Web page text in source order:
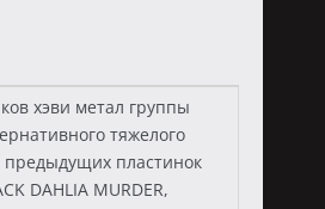
хэви метал группы
тяжелого
предыдущих пластинок
DAHLIA MURDER,